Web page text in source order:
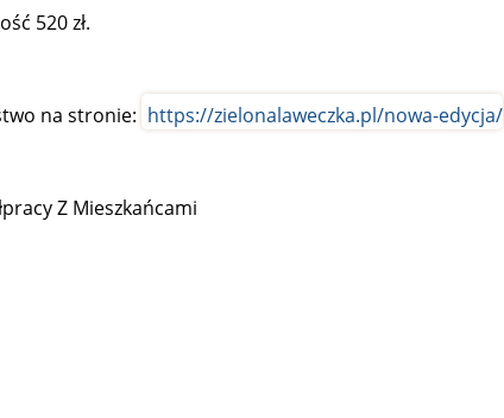
520 zł.
na stronie: https://zielonalaweczka.pl/nowa-edycja/
Z Mieszkańcami